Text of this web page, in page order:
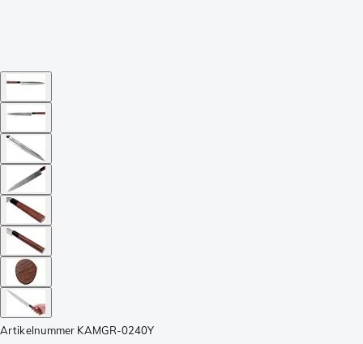
Artikelnummer KAMGR-0240Y